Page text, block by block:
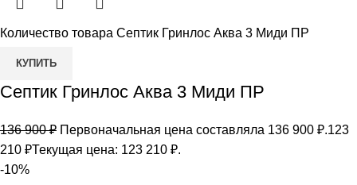
Количество товара Септик Гринлос Аква 3 Миди ПР
КУПИТЬ
Септик Гринлос Аква 3 Миди ПР
136 900₽ Первоначальная цена составляла 136 900 ₽.123
210 ₽Текущая цена: 123 210 ₽.
-10%